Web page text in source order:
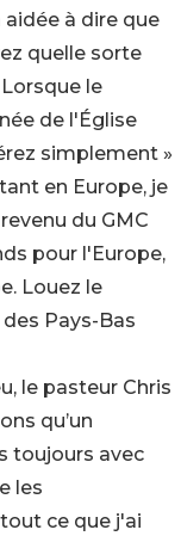
à dire que
quelle sorte
le
de l'Église
simplement »
en Europe, je
du GMC
pour l'Europe,
Louez le
Pays-Bas
le pasteur Chris
qu’un
toujours avec
les
ce que j'ai